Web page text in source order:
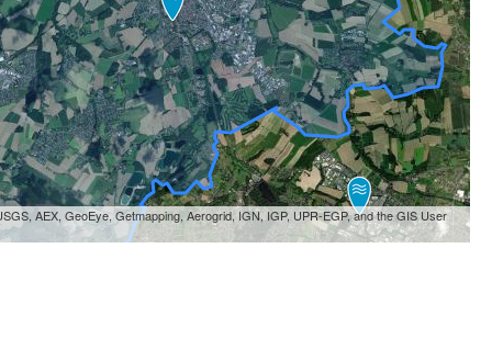
AEX, GeoEye, Getmapping, Aerogrid, IGN, IGP, UPR-EGP, and the GIS User